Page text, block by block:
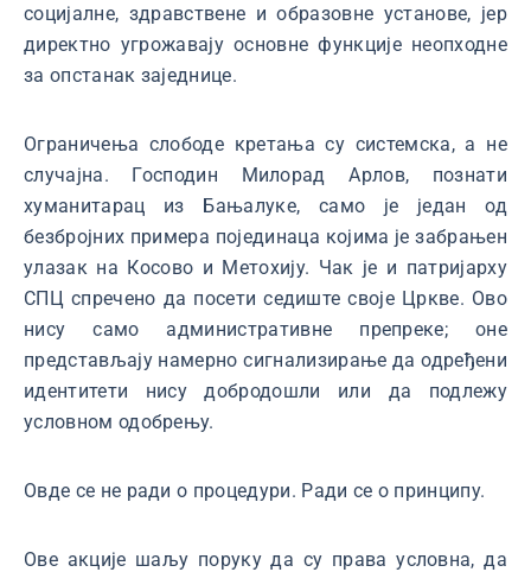
социјалне, здравствене и образовне установе, јер
директно угрожавају основне функције неопходне
за опстанак заједнице.
Ограничења слободе кретања су системска, а не
случајна. Господин Милорад Арлов, познати
хуманитарац из Бањалуке, само је један од
безбројних примера појединаца којима је забрањен
улазак на Косово и Метохију. Чак је и патријарху
СПЦ спречено да посети седиште своје Цркве. Ово
нису само административне препреке; оне
представљају намерно сигнализирање да одређени
идентитети нису добродошли или да подлежу
условном одобрењу.
Овде се не ради о процедури. Ради се о принципу.
Ове акције шаљу поруку да су права условна, да